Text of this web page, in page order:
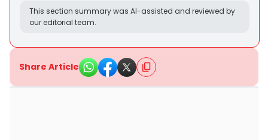
This section summary was AI-assisted and reviewed by
our editorial team.
Share Article